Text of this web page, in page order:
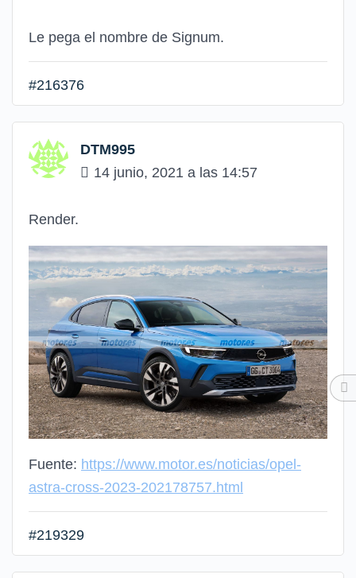
Le pega el nombre de Signum.
#216376
DTM995
14 junio, 2021 a las 14:57
Render.
Fuente: https://www.motor.es/noticias/opel-
astra-cross-2023-202178757.html
#219329